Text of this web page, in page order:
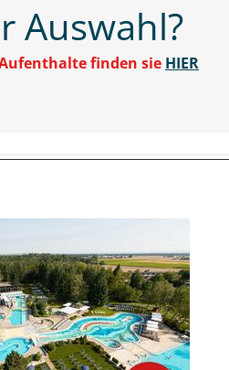
Auswahl?
finden sie HIER